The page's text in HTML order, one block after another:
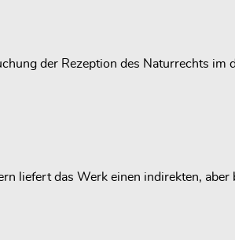
der Rezeption des Naturrechts im
liefert das Werk einen indirekten,